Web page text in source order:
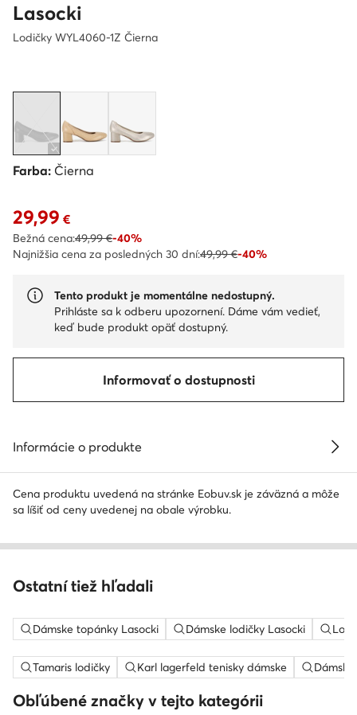
Lasocki
Lodičky WYL4060-1Z Čierna
Farba: Čierna
Aktuálna cena 29,99 €
29,99 €
Bežná cena:49,99 €-40%
Najnižšia cena za posledných 30 dní:49,99 €-40%
Tento produkt je momentálne nedostupný.
Prihláste sa k odberu upozornení. Dáme vám vedieť,
keď bude produkt opäť dostupný.
Informovať o dostupnosti
Informácie o produkte
Cena produktu uvedená na stránke Eobuv.sk je záväzná a môže
sa líšiť od ceny uvedenej na obale výrobku.
Ostatní tiež hľadali
Dámske topánky Lasocki Dámske lodičky Lasocki
Tamaris lodičky Karl lagerfeld tenisky dámske
Obľúbené značky v tejto kategórii